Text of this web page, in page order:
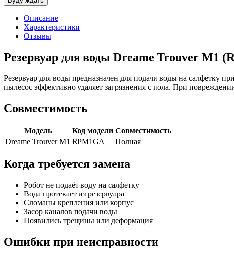
Описание
Характеристики
Отзывы
Резервуар для воды Dreame Trouver M1
Резервуар для воды предназначен для подачи воды на салфетку
пылесос эффективно удаляет загрязнения с пола. При
Совместимость
Модель Код модели Совместимость
Dreame Trouver M1 RPM1GA Полная
Когда требуется замена
Робот не подаёт воду на салфетку
Вода протекает из резервуара
Сломаны крепления или корпус
Засор каналов подачи воды
Появились трещины или деформация
Ошибки при неисправности